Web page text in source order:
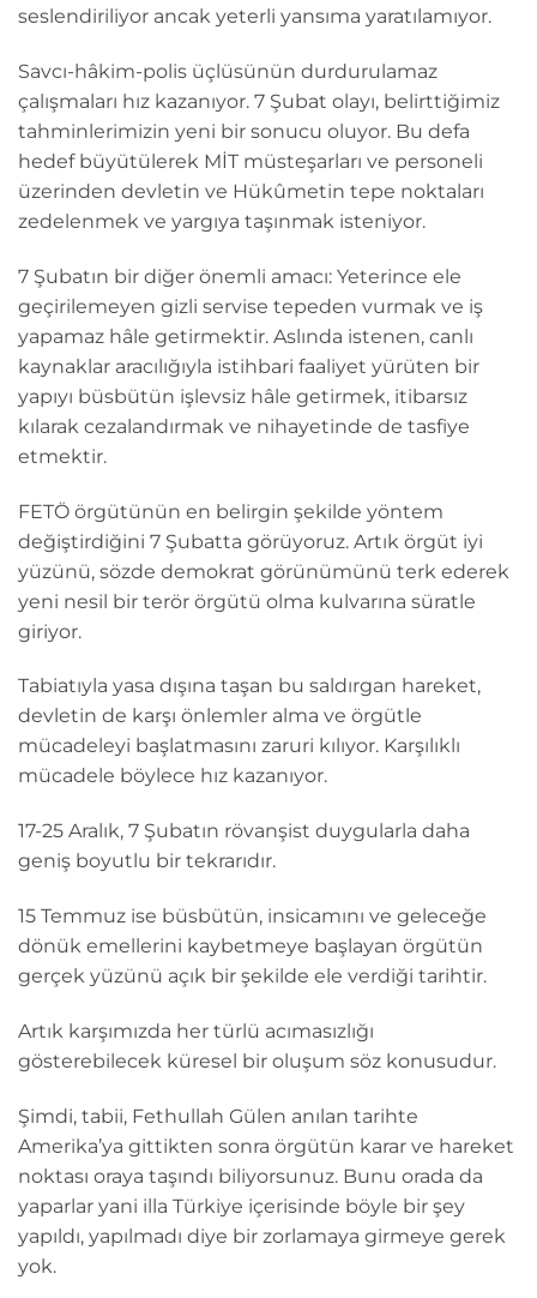
seslendiriliyor ancak yeterli yansıma yaratılamıyor.
Savcı-hâkim-polis üçlüsünün durdurulamaz
çalışmaları hız kazanıyor. 7 Şubat olayı, belirttiğimiz
tahminlerimizin yeni bir sonucu oluyor. Bu defa
hedef büyütülerek MİT müsteşarları ve personeli
üzerinden devletin ve Hükûmetin tepe noktaları
zedelenmek ve yargıya taşınmak isteniyor.
7 Şubatın bir diğer önemli amacı: Yeterince ele
geçirilemeyen gizli servise tepeden vurmak ve iş
yapamaz hâle getirmektir. Aslında istenen, canlı
kaynaklar aracılığıyla istihbari faaliyet yürüten bir
yapıyı büsbütün işlevsiz hâle getirmek, itibarsız
kılarak cezalandırmak ve nihayetinde de tasfiye
etmektir.
FETÖ örgütünün en belirgin şekilde yöntem
değiştirdiğini 7 Şubatta görüyoruz. Artık örgüt iyi
yüzünü, sözde demokrat görünümünü terk ederek
yeni nesil bir terör örgütü olma kulvarına süratle
giriyor.
Tabiatıyla yasa dışına taşan bu saldırgan hareket,
devletin de karşı önlemler alma ve örgütle
mücadeleyi başlatmasını zaruri kılıyor. Karşılıklı
mücadele böylece hız kazanıyor.
17-25 Aralık, 7 Şubatın rövanşist duygularla daha
geniş boyutlu bir tekrarıdır.
15 Temmuz ise büsbütün, insicamını ve geleceğe
dönük emellerini kaybetmeye başlayan örgütün
gerçek yüzünü açık bir şekilde ele verdiği tarihtir.
Artık karşımızda her türlü acımasızlığı
gösterebilecek küresel bir oluşum söz konusudur.
Şimdi, tabii, Fethullah Gülen anılan tarihte
Amerika’ya gittikten sonra örgütün karar ve hareket
noktası oraya taşındı biliyorsunuz. Bunu orada da
yaparlar yani illa Türkiye içerisinde böyle bir şey
yapıldı, yapılmadı diye bir zorlamaya girmeye gerek
yok.